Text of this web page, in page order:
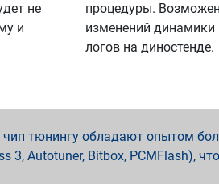
не
и
процедуры.
изменений динамики
логов на диностенде.
тюнингу обладают опытом
3, Autotuner, Bitbox, PCMFlash),